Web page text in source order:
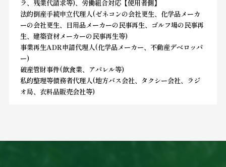
ラ、残業代請求等)、労働組合対応【使用者側】
法的倒産手続申立代理人(ゼネコンの会社更生、化学品メーカ
ーの会社更生、日用品メーカーの民事再生、ゴルフ場の民事再
生、建築資材メーカーの民事再生等)
事業再生ADR申請代理人(化学品メーカー、不動産デベロッパ
ー)
破産管財事件(飲食業、アパレル等)
私的整理等債務者代理人(地方バス会社、タクシー会社、ラジ
オ局、衣料品販売会社等)